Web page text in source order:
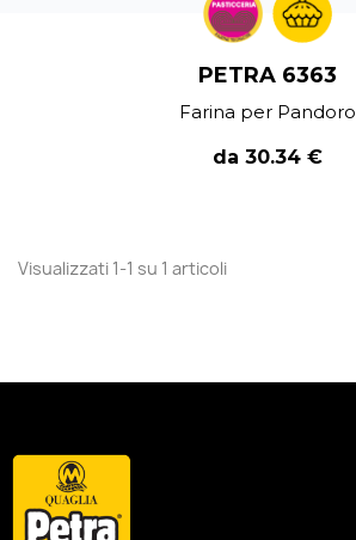
PETRA 6363
Farina per Pandoro
da 30.34 €
Visualizzati 1-1 su 1 articoli